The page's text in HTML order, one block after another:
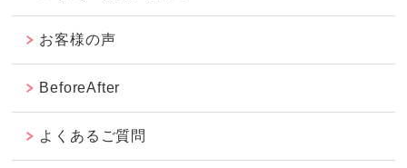
お客様の声
BeforeAfter
よくあるご質問